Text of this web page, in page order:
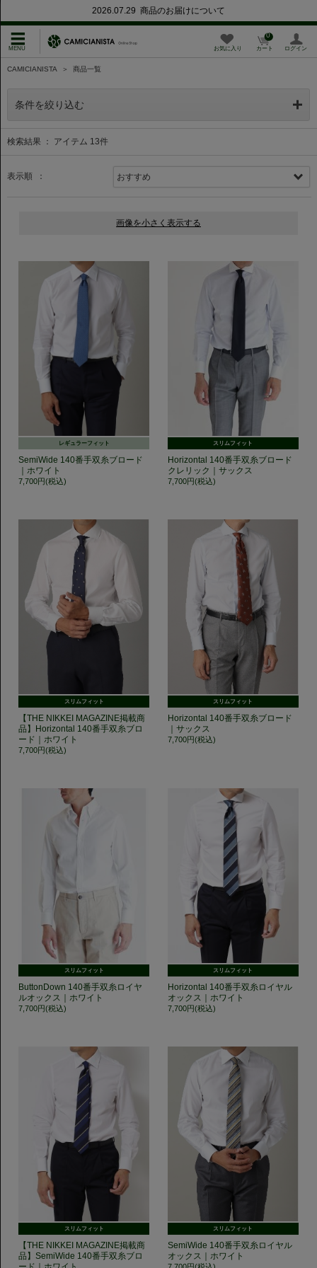
2026.07.29 商品のお届けについて
お気に入り カート
0
ログイン
CAMICIANISTA ＞ 商品一覧
条件を絞り込む
検索結果 ： アイテム 13件
表示順 ：
レギュラーフィット
SemiWide 140番手双糸ブロード
｜ホワイト
7,700円(税込)
スリムフィット
Horizontal 140番手双糸ブロード
クレリック｜サックス
7,700円(税込)
スリムフィット
【THE NIKKEI MAGAZINE掲載商
品】Horizontal 140番手双糸ブロ
ード｜ホワイト
7,700円(税込)
スリムフィット
Horizontal 140番手双糸ブロード
｜サックス
7,700円(税込)
スリムフィット
ButtonDown 140番手双糸ロイヤ
ルオックス｜ホワイト
7,700円(税込)
スリムフィット
Horizontal 140番手双糸ロイヤル
オックス｜ホワイト
7,700円(税込)
スリムフィット
【THE NIKKEI MAGAZINE掲載商
品】SemiWide 140番手双糸ブロ
スリムフィット
SemiWide 140番手双糸ロイヤル
オックス｜ホワイト